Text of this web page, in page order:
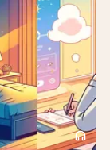
headphones